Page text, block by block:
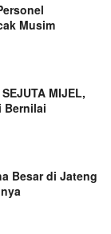
Musim
MIJEL,
Bernilai
Besar di Jateng